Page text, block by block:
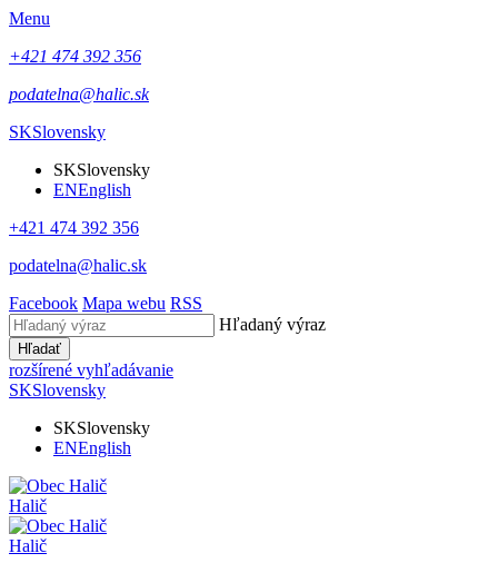
Menu
+421 474 392 356
podatelna@halic.sk
SKSlovensky
SKSlovensky
ENEnglish
+421 474 392 356
podatelna@halic.sk
Facebook Mapa webu RSS
Hľadaný výraz
Hľadať
rozšírené vyhľadávanie
SKSlovensky
SKSlovensky
ENEnglish
Halič
Halič